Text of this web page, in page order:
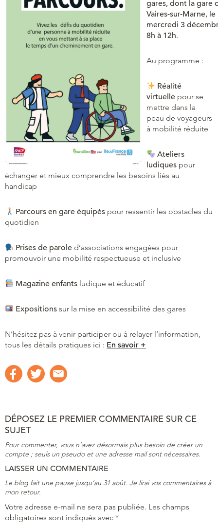
gares, dont la gare
Vaires-sur-Marne, le
mercredi 3
8h à 12h.
Au programme :
Réalité
virtuelle pour se
mettre dans la
peau de voyageurs
à mobilité réduite
Ateliers
ludiques pour
échanger et mieux comprendre les besoins liés au
handicap
Parcours en gare équipés pour ressentir les obstacles du
quotidien
Prises de paroled’associations engagées pour
promouvoir une mobilité respectueuse et inclusive
Magazine enfants ludique et éducatif
Expositionssur la mise en accessibilité des gares
N’hésitez pas à venir participer ou à relayer l’information,
tous les détails pratiques ici : En savoir +
DÉPOSEZ LE PREMIER COMMENTAIRE SUR CE
SUJET
Pour commenter, vous n’avez désormais plus besoin de créer un
compte ; seuls un pseudo et une adresse mail sont nécessaires.
LAISSER UN COMMENTAIRE
Le blog fait une pause jusqu’au 31 août. Je lirai vos commentaires à
mon retour.
Votre adresse e-mail ne sera pas publiée. Les champs
obligatoires sont indiqués avec *